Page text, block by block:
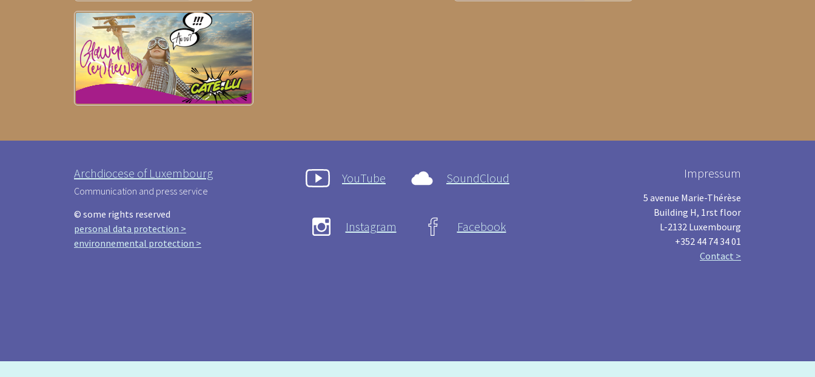
Archdiocese of Luxembourg
Communication and press service
© some rights reserved
personal data protection >
environnemental protection >
YouTube SoundCloud
Instagram Facebook
Impressum
5 avenue Marie-Thérèse
Building H, 1rst floor
L-2132 Luxembourg
+352 44 74 34 01
Contact >